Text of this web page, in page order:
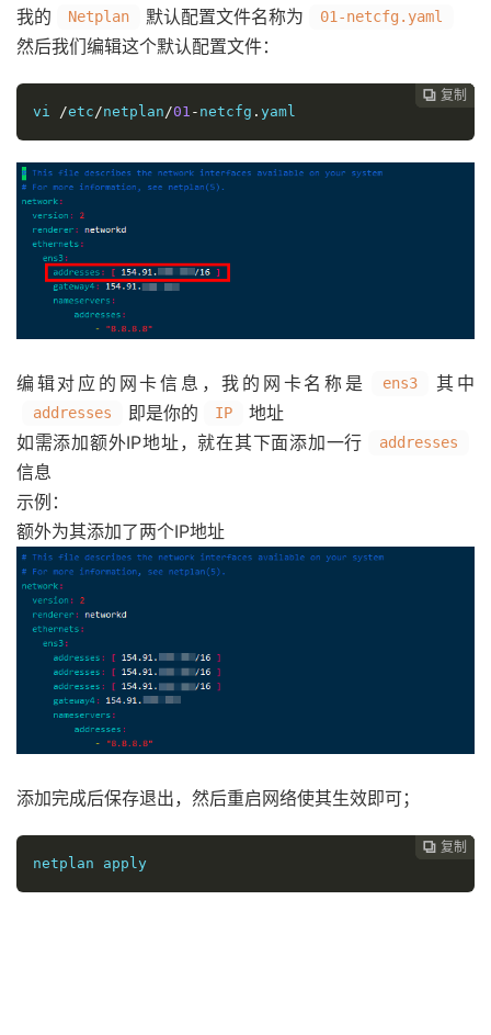
我的 Netplan 默认配置文件名称为 01-netcfg.yaml
然后我们编辑这个默认配置文件：
 复制
 复制
 复制
 复制
vi
/etc /netplan /01 - netcfg . yaml
编辑对应的网卡信息，我的网卡名称是 ens3 其中
addresses 即是你的 IP
地址
如需添加额外IP地址，就在其下面添加一行
addresses
信息
示例：
额外为其添加了两个IP地址
添加完成后保存退出，然后重启网络使其生效即可；
 复制
 复制
 复制
netplan apply